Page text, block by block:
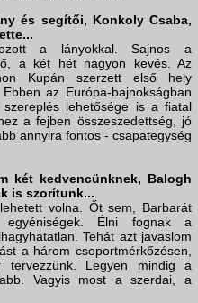
és segítői, Konkoly Csaba,
a lányokkal. Sajnos a
a két hét nagyon kevés. Az
Kupán szerzett első hely
az Európa-bajnokságban
lehetősége is a fiatal
a fejben összeszedettség, jó
annyira fontos - csapategység
két kedvencünknek, Balogh
is szorítunk...
volna. Őt sem, Barbarát
Élni fognak a
Tehát azt javaslom
a három csoportmérkőzésen,
Legyen mindig a
Vagyis most a szerdai, a